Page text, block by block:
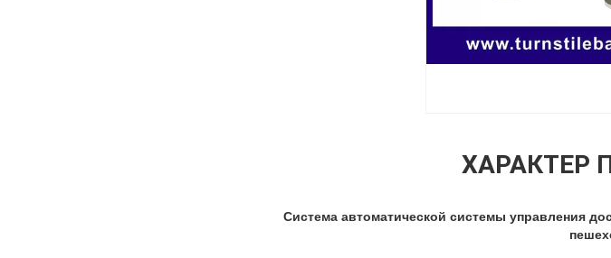
ХАРАКТЕР
Система автоматической системы управления